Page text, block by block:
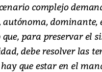
complejo
autónoma, dominante,
para preservar el
debe resolver las
que estar en el